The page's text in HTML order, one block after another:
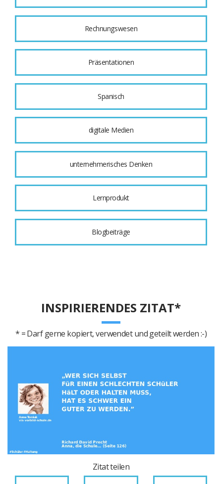
Rechnungswesen
Präsentationen
Spanisch
digitale Medien
unternehmerisches Denken
Lernprodukt
Blogbeiträge
INSPIRIERENDES ZITAT*
* = Darf gerne kopiert, verwendet und geteilt werden :-)
Zitat teilen